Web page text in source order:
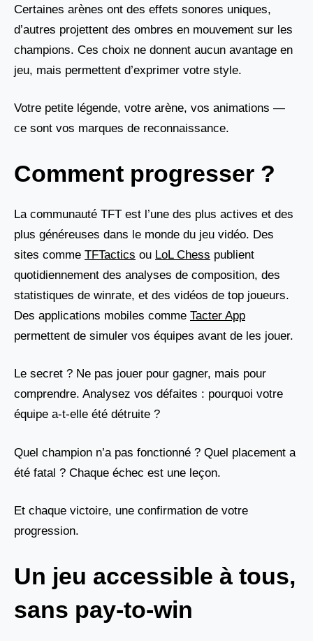
Certaines arènes ont des effets sonores uniques,
d’autres projettent des ombres en mouvement sur les
champions. Ces choix ne donnent aucun avantage en
jeu, mais permettent d’exprimer votre style.
Votre petite légende, votre arène, vos animations —
ce sont vos marques de reconnaissance.
Comment progresser ?
La communauté TFT est l’une des plus actives et des
plus généreuses dans le monde du jeu vidéo. Des
sites comme TFTactics ou LoL Chess publient
quotidiennement des analyses de composition, des
statistiques de winrate, et des vidéos de top joueurs.
Des applications mobiles comme Tacter App
permettent de simuler vos équipes avant de les jouer.
Le secret ? Ne pas jouer pour gagner, mais pour
comprendre. Analysez vos défaites : pourquoi votre
équipe a-t-elle été détruite ?
Quel champion n’a pas fonctionné ? Quel placement a
été fatal ? Chaque échec est une leçon.
Et chaque victoire, une confirmation de votre
progression.
Un jeu accessible à tous,
sans pay-to-win